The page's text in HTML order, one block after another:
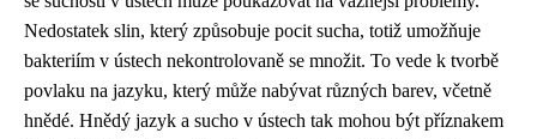
Nedostatek slin, který způsobuje pocit sucha, totiž umožňuje
bakteriím v ústech nekontrolovaně se množit. To vede k tvorbě
povlaku na jazyku, který může nabývat různých barev, včetně
hnědé. Hnědý jazyk a sucho v ústech tak mohou být příznakem